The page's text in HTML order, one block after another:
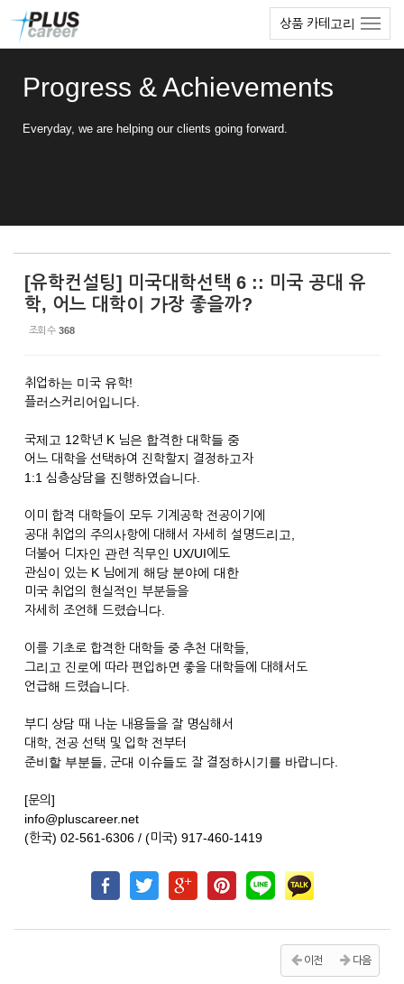
상품 카테고리
Progress & Achievements
Everyday, we are helping our clients going forward.
[유학컨설팅] 미국대학선택 6 :: 미국 공대 유
학, 어느 대학이 가장 좋을까?
조회 수 368
취업하는 미국 유학!
플러스커리어입니다.
국제고 12학년 K 님은 합격한 대학들 중
어느 대학을 선택하여 진학할지 결정하고자
1:1 심층상담을 진행하였습니다.
이미 합격 대학들이 모두 기계공학 전공이기에
공대 취업의 주의사항에 대해서 자세히 설명드리고,
더불어 디자인 관련 직무인 UX/UI에도
관심이 있는 K 님에게 해당 분야에 대한
미국 취업의 현실적인 부분들을
자세히 조언해 드렸습니다.
이를 기초로 합격한 대학들 중 추천 대학들,
그리고 진로에 따라 편입하면 좋을 대학들에 대해서도
언급해 드렸습니다.
부디 상담 때 나눈 내용들을 잘 명심해서
대학, 전공 선택 및 입학 전부터
준비할 부분들, 군대 이슈들도 잘 결정하시기를 바랍니다.
[문의]
info@pluscareer.net
(한국) 02-561-6306 / (미국) 917-460-1419
이전 다음